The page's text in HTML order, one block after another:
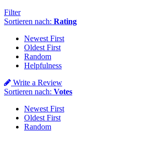
Filter
Sortieren nach: Rating
Newest First
Oldest First
Random
Helpfulness
Write a Review
Sortieren nach: Votes
Newest First
Oldest First
Random